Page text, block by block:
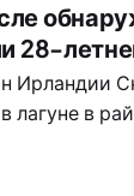
28-
Ирландии
лагуне в
года.